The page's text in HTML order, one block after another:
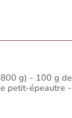
g) - 100 g de
petit-épeautre -